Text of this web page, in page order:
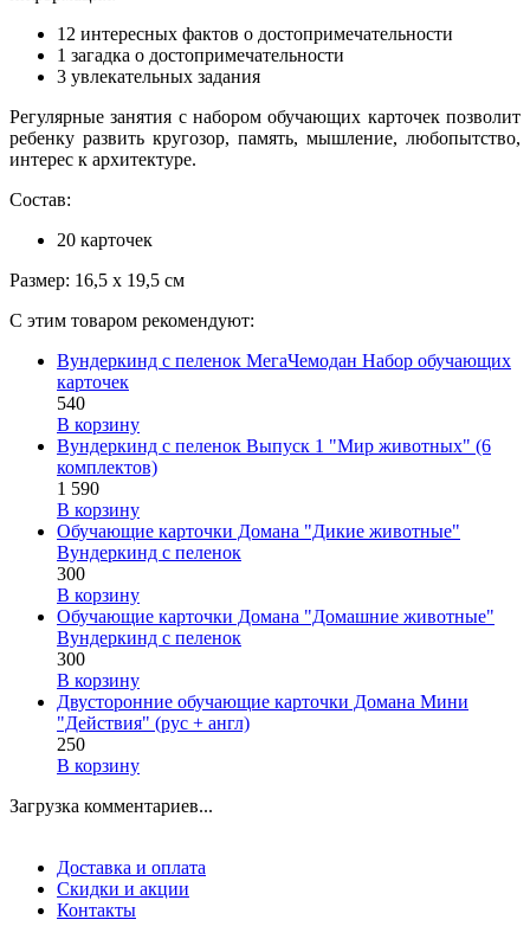
12 интересных фактов о достопримечательности
1 загадка о достопримечательности
3 увлекательных задания
Регулярные занятия с набором обучающих карточек позволит
ребенку развить кругозор, память, мышление, любопытство,
интерес к архитектуре.
Состав:
20 карточек
Размер: 16,5 х 19,5 см
С этим товаром рекомендуют:
Вундеркинд с пеленок МегаЧемодан Набор обучающих
карточек
540
В корзину
Вундеркинд с пеленок Выпуск 1 "Мир животных" (6
комплектов)
1 590
В корзину
Обучающие карточки Домана "Дикие животные"
Вундеркинд с пеленок
300
В корзину
Обучающие карточки Домана "Домашние животные"
Вундеркинд с пеленок
300
В корзину
Двусторонние обучающие карточки Домана Мини
"Действия" (рус + англ)
250
В корзину
Загрузка комментариев...
Доставка и оплата
Скидки и акции
Контакты